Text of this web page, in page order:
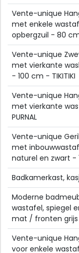
Vente-unique
met enkele
opbergzuil - 80
Vente-unique
met vierkante
- 100 cm - TIKITIKI
Vente-unique
met vierkante
PURNAL
Vente-unique
met
naturel en zwart -
Badkamerkast,
Moderne
wastafel, spiegel
mat / fronten grijs
Vente-unique
voor enkele